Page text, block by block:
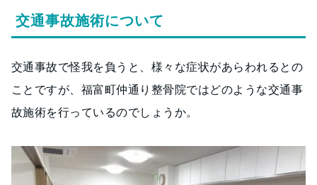
交通事故施術について
交通事故で怪我を負うと、様々な症状があらわれるとの
ことですが、福富町仲通り整骨院ではどのような交通事
故施術を行っているのでしょうか。